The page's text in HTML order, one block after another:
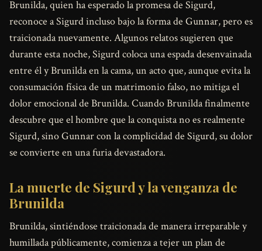
Brunilda, quien ha esperado la promesa de Sigurd,
reconoce a Sigurd incluso bajo la forma de Gunnar, pero es
traicionada nuevamente. Algunos relatos sugieren que
durante esta noche, Sigurd coloca una espada desenvainada
entre él y Brunilda en la cama, un acto que, aunque evita la
consumación física de un matrimonio falso, no mitiga el
dolor emocional de Brunilda. Cuando Brunilda finalmente
descubre que el hombre que la conquista no es realmente
Sigurd, sino Gunnar con la complicidad de Sigurd, su dolor
se convierte en una furia devastadora.
La muerte de Sigurd y la venganza de
Brunilda
Brunilda, sintiéndose traicionada de manera irreparable y
humillada públicamente, comienza a tejer un plan de